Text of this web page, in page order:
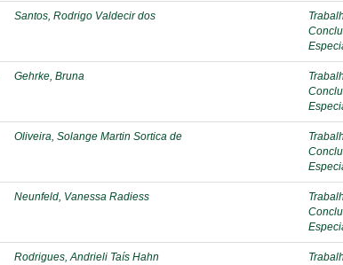
Santos, Rodrigo Valdecir dos
Gehrke, Bruna
Oliveira, Solange Martin Sortica de
Neunfeld, Vanessa Radiess
Rodrigues, Andrieli Taís Hahn